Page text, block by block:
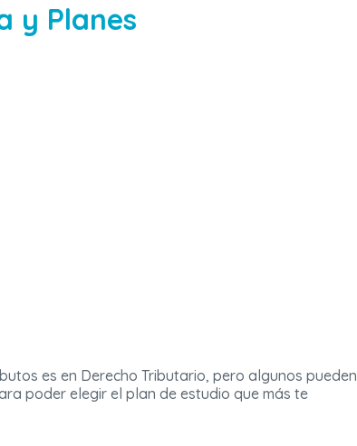
y Planes
es en Derecho Tributario, pero algunos pueden
poder elegir el plan de estudio que más te